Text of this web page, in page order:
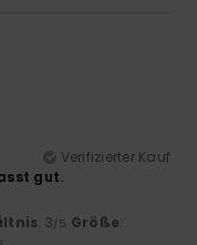
Verifizierter Kauf
gut.
: 3/5 Größe: